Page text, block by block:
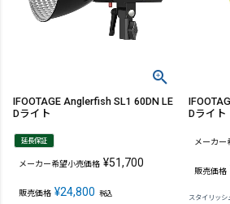
IFOOTAGE Anglerfish SL1 60DN LE
Dライト
延長保証
メーカー希望小売価格 ¥51,700
販売価格 ¥24,800 税込
Dライト
メーカー
販売価格
スタイリッシ